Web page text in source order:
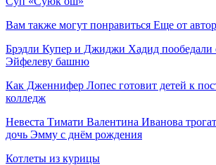
Вам также могут понравиться Еще от
Брэдли Купер и Джиджи Хадид пообедали
Эйфелеву башню
Как Дженнифер Лопес готовит детей к
колледж
Невеста Тимати Валентина Иванова
дочь Эмму с днём рождения
Котлеты из курицы